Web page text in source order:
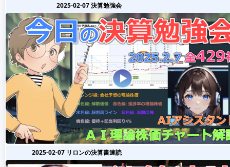
2025-02-07 決算勉強会
2025-02-07 リロンの決算書速読